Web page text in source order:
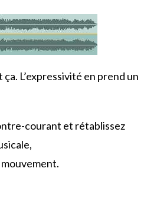
L’expressivité en prend un
courant et rétablissez